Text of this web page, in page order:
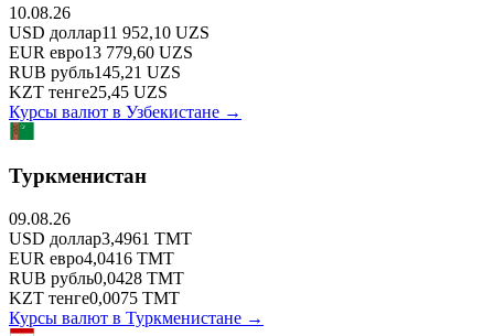
10.08.26
USD доллар11 952,10 UZS
EUR евро13 779,60 UZS
RUB рубль145,21 UZS
KZT тенге25,45 UZS
Курсы валют в Узбекистане →
Туркменистан
09.08.26
USD доллар3,4961 TMT
EUR евро4,0416 TMT
RUB рубль0,0428 TMT
KZT тенге0,0075 TMT
Курсы валют в Туркменистане →